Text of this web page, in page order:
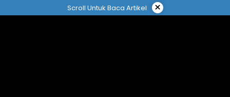
ke
Scroll Untuk Baca Artikel ×